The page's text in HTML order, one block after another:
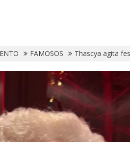
FAMOSOS Thascya agita